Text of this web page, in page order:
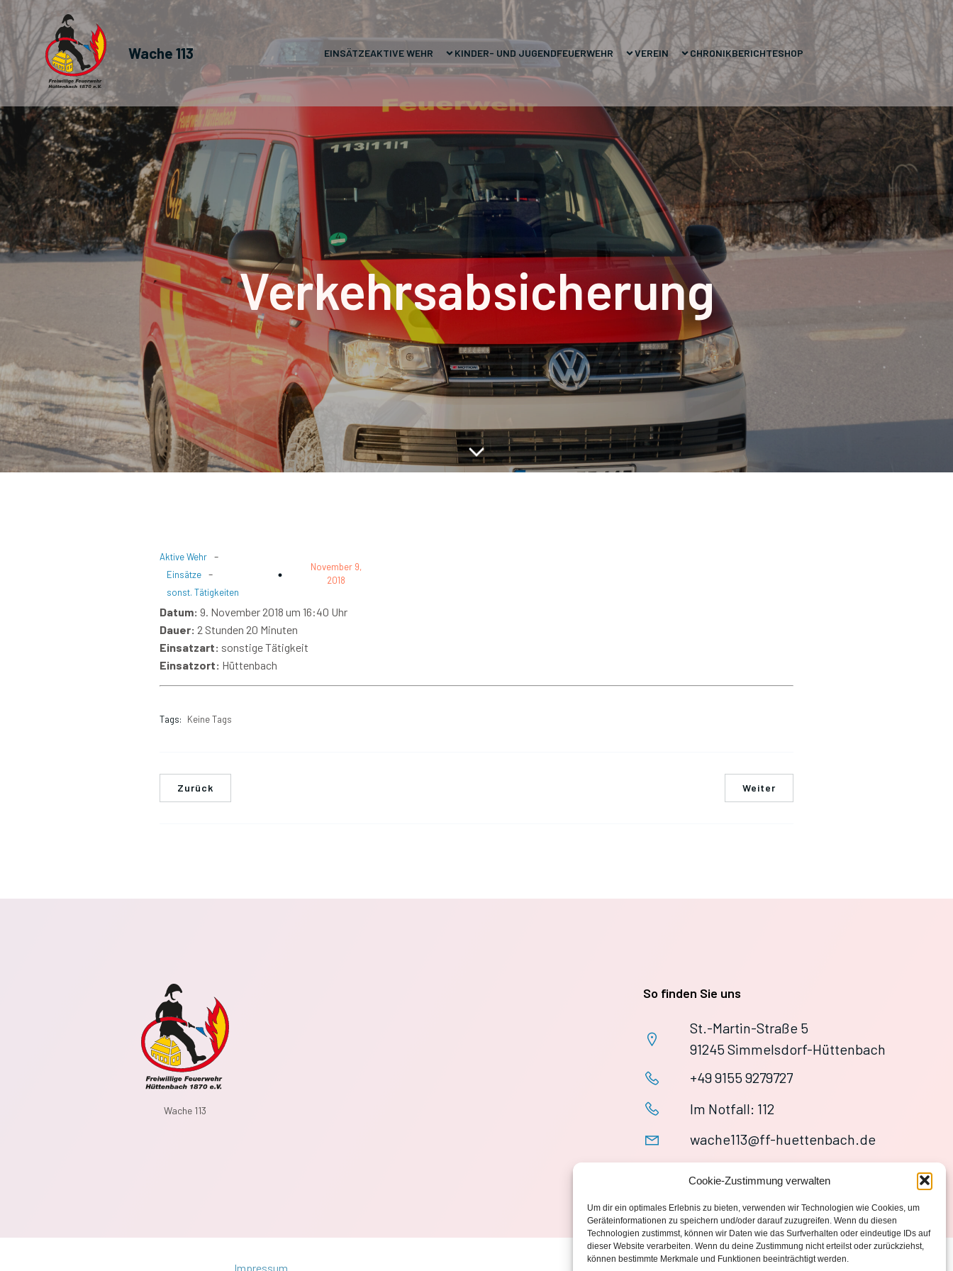
Cookie-Zustimmung verwalten
Um dir ein optimales Erlebnis zu bieten, verwenden wir Technologien wie Cookies, um
Geräteinformationen zu speichern und/oder darauf zuzugreifen. Wenn du diesen
Technologien zustimmst, können wir Daten wie das Surfverhalten oder eindeutige IDs auf
dieser Website verarbeiten. Wenn du deine Zustimmung nicht erteilst oder zurückziehst,
können bestimmte Merkmale und Funktionen beeinträchtigt werden.
Wache 113 EINSÄTZEAKTIVE WEHR KINDER- UND JUGENDFEUERWEHR VEREIN CHRONIKBERICHTESHOP
Verkehrsabsicherung
Aktive Wehr -
Einsätze -
sonst. Tätigkeiten
November 9,
2018
Datum: 9. November 2018 um 16:40 Uhr
Dauer: 2 Stunden 20 Minuten
Einsatzart: sonstige Tätigkeit
Einsatzort: Hüttenbach
Tags: Keine Tags
Zurück Weiter
Wache 113
So finden Sie uns
St.-Martin-Straße 5
91245 Simmelsdorf-Hüttenbach
+49 9155 9279727
Im Notfall: 112
wache113@ff-huettenbach.de
Impressum